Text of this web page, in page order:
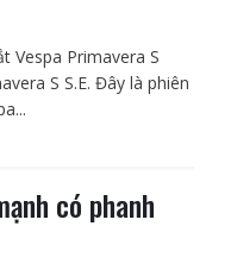
Vespa Primavera S
S S.E. Đây là phiên
có phanh